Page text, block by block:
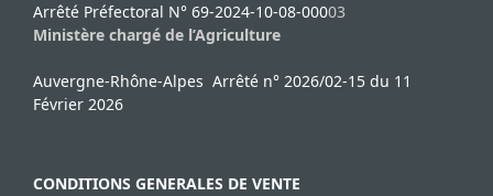
Arrêté Préfectoral N° 69-2024-10-08-00003
Ministère chargé de l’Agriculture
Auvergne-Rhône-Alpes Arrêté n° 2026/02-15 du 11
Février 2026
CONDITIONS GENERALES DE VENTE